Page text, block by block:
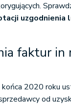
faktur in
2020 roku
od